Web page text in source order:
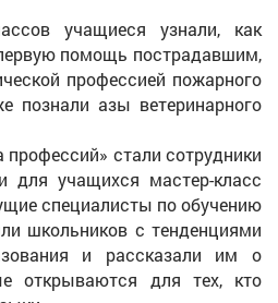
учащиеся узнали, как
помощь пострадавшим,
профессией пожарного
познали азы ветеринарного
стали сотрудники
для учащихся мастер-класс
специалисты по обучению
школьников с тенденциями
и рассказали им о
открываются для тех, кто